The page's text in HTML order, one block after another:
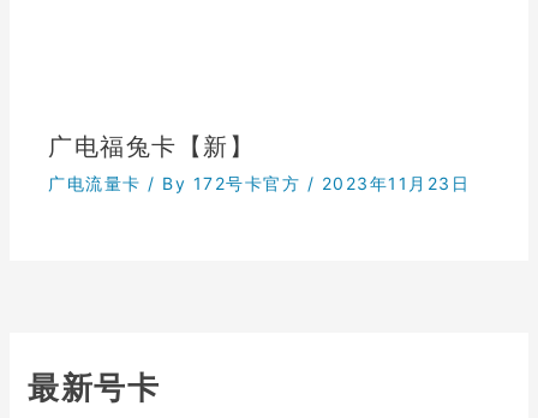
广电福兔卡【新】
广电流量卡 / By 172号卡官方 / 2023年11月23日
最新号卡